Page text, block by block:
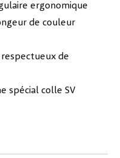
ergonomique
de couleur
respectueux de
spécial colle SV